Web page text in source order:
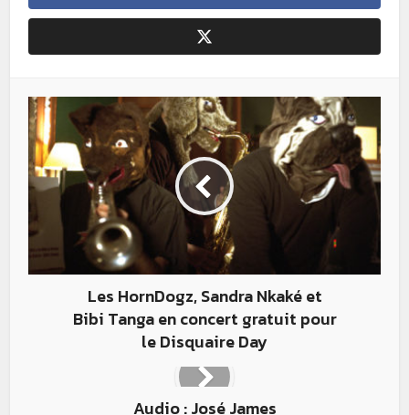
Les HornDogz, Sandra Nkaké et
Bibi Tanga en concert gratuit pour
le Disquaire Day
Audio : José James